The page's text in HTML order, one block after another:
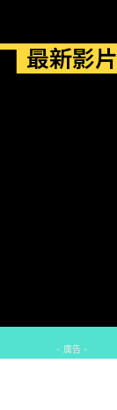
最新影片
- 廣告 -